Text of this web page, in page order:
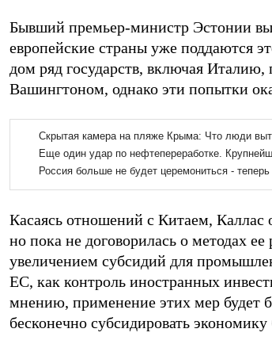
Бывший премьер-министр Эстонии
европейские страны уже поддаются
дом ряд государств, включая Италию,
Вашингтоном, однако эти попытки
Касаясь отношений с Китаем, Каллас
но пока не договорилась о методах
увеличением субсидий для
ЕС, как контроль иностранных
мнению, применение этих мер будет
бесконечно субсидировать